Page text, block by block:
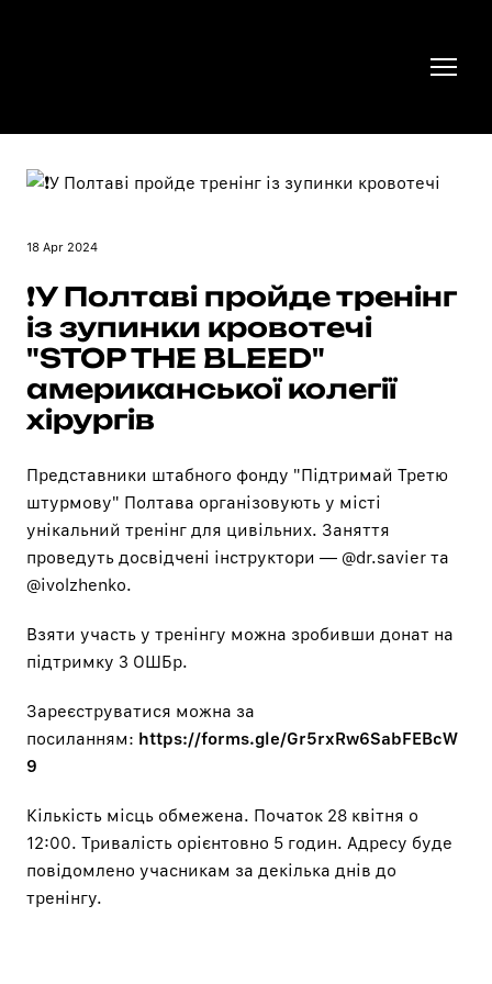
18 Apr 2024
❗️У Полтаві пройде тренінг
із зупинки кровотечі
"STOP THE BLEED"
американської колегії
хірургів
Представники штабного фонду "Підтримай Третю
штурмову" Полтава організовують у місті
унікальний тренінг для цивільних. Заняття
проведуть досвідчені інструктори — @dr.savier та
@ivolzhenko.
Взяти участь у тренінгу можна зробивши донат на
підтримку 3 ОШБр.
Зареєструватися можна за
посиланням: https://forms.gle/Gr5rxRw6SabFEBcW
9
Кількість місць обмежена. Початок 28 квітня о
12:00. Тривалість орієнтовно 5 годин. Адресу буде
повідомлено учасникам за декілька днів до
тренінгу.